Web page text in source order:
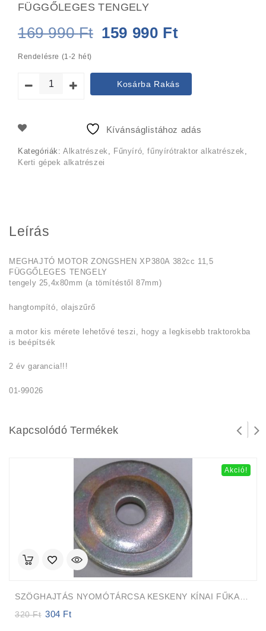
FÜGGŐLEGES TENGELY
169 990Ft Original
was:
169
990 Ft.
159 990 Ft
is:
159
Rendelésre (1-2 hét)
Kosárba Rakás
Kívánságlistához adás
Kategóriák:Alkatrészek , Fűnyíró, fűnyírótraktor alkatrészek ,
Kerti gépek alkatrészei
Leírás
MEGHAJTÓ MOTOR ZONGSHEN XP380A 382cc 11,5
FÜGGŐLEGES TENGELY
tengely 25,4x80mm (a tömítéstől 87mm)
hangtompító, olajszűrő
a motor kis mérete lehetővé teszi, hogy a legkisebb traktorokba
is beépítsék
2 év garancia!!!
01-99026
Kapcsolódó Termékek
Akció!
320Ft
Original
304 Ft